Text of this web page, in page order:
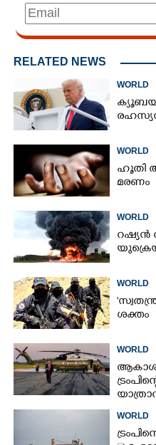
RELATED NEWS
WORLD
WORLD
ഹൂതി
മരണം
WORLD
റഷ്യൻ
WORLD
ശക്തം
WORLD
WORLD